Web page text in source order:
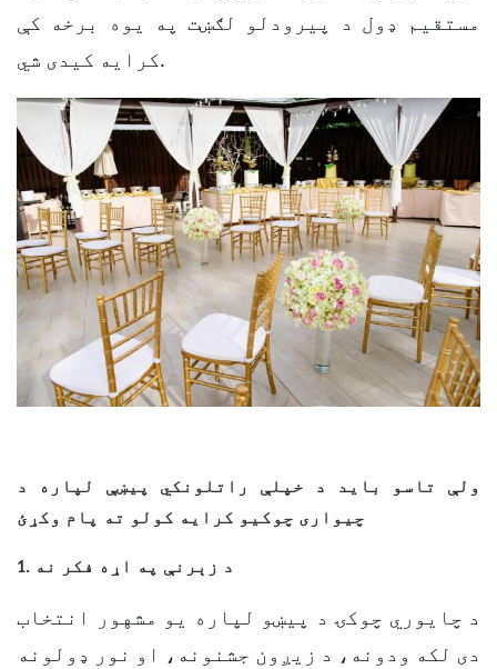
مستقیم ډول د پیرودلو لګښت په یوه برخه کې
کرایه کیدی شي.
ولې تاسو باید د خپلې راتلونکي پیښې لپاره د
چیواری چوکیو کرایه کولو ته پام وکړئ
1. د زېرنې په اړه فکر نه
د چایوري چوکۍ د پیښو لپاره یو مشهور انتخاب
دی لکه ودونه، د زیږون جشنونه، او نور ډولونه